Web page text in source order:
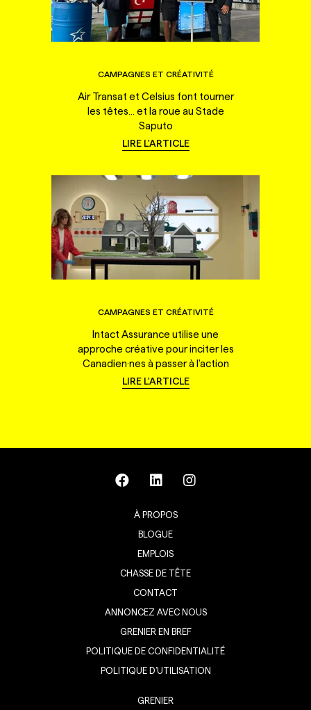
CAMPAGNES ET CRÉATIVITÉ
Air Transat et Celsius font tourner
les têtes... et la roue au Stade
Saputo
LIRE L'ARTICLE
CAMPAGNES ET CRÉATIVITÉ
Intact Assurance utilise une
approche créative pour inciter les
Canadien·nes à passer à l'action
LIRE L'ARTICLE
À PROPOS
BLOGUE
EMPLOIS
CHASSE DE TÊTE
CONTACT
ANNONCEZ AVEC NOUS
GRENIER EN BREF
POLITIQUE DE CONFIDENTIALITÉ
POLITIQUE D’UTILISATION
GRENIER